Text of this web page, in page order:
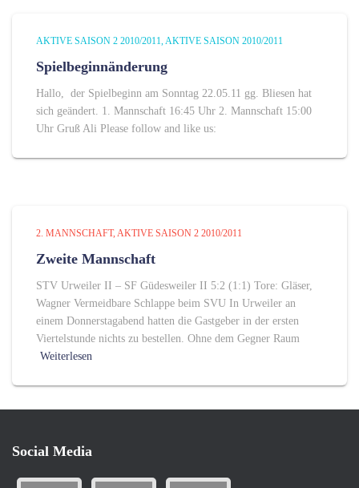
AKTIVE SAISON 2 2010/2011 AKTIVE SAISON 2010/2011
Spielbeginnänderung
Hallo, der Spielbeginn am Sonntag 22.05.11 gg. Bliesen hat
sich geändert. 1. Mannschaft 16:45 Uhr 2. Mannschaft 15:00
Uhr Gruß Ali Please follow and like us:
2. MANNSCHAFT AKTIVE SAISON 2 2010/2011
Zweite Mannschaft
STV Urweiler II – SF Güdesweiler II 5:2 (1:1) Tore: Gläser,
Wagner Vermeidbare Schlappe beim SVU In Urweiler an
einem Donnerstagabend hatten die Gastgeber in der ersten
Viertelstunde nichts zu bestellen. Ohne dem Gegner Raum
Weiterlesen
Social Media